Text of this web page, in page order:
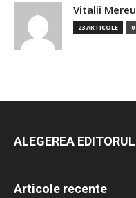
Vitalii
23 ARTICOLE 0
ALEGEREA
Articole recente